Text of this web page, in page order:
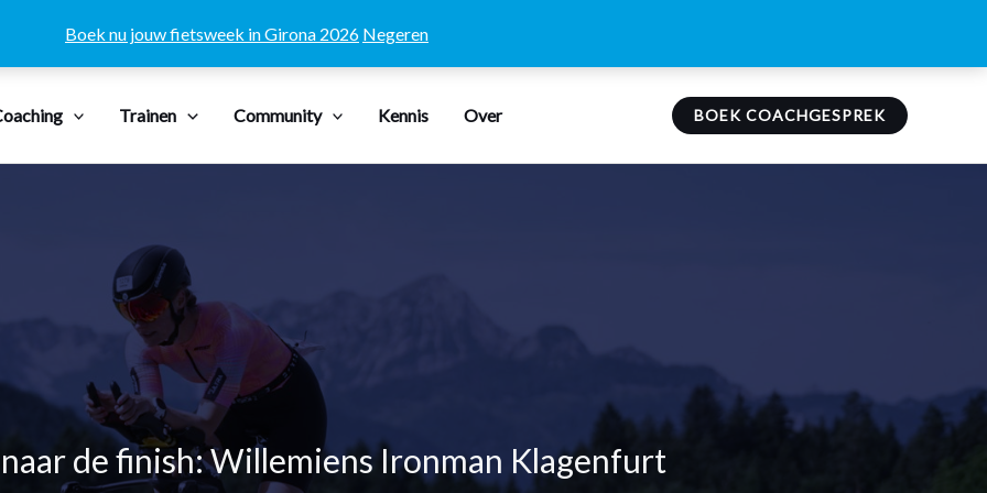
Boek nu jouw fietsweek in Girona 2026 Negeren
Trainen Community Kennis Over BOEK COACHGESPREK
de finish: Willemiens Ironman Klagenfurt